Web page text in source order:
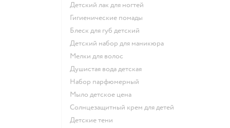
детский лак для ногтей
гигиенические помады
блеск для губ детский
детский набор для маникюра
мелки для волос
душистая вода детская
набор парфюмерный
мыло детское цена
солнцезащитный крем для детей
детские тени